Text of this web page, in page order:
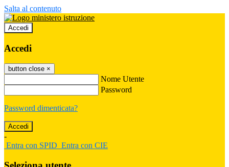
Salta al contenuto
Accedi
Accedi
button close ×
Nome Utente
Password
Password dimenticata?
-
Entra con SPID Entra con CIE